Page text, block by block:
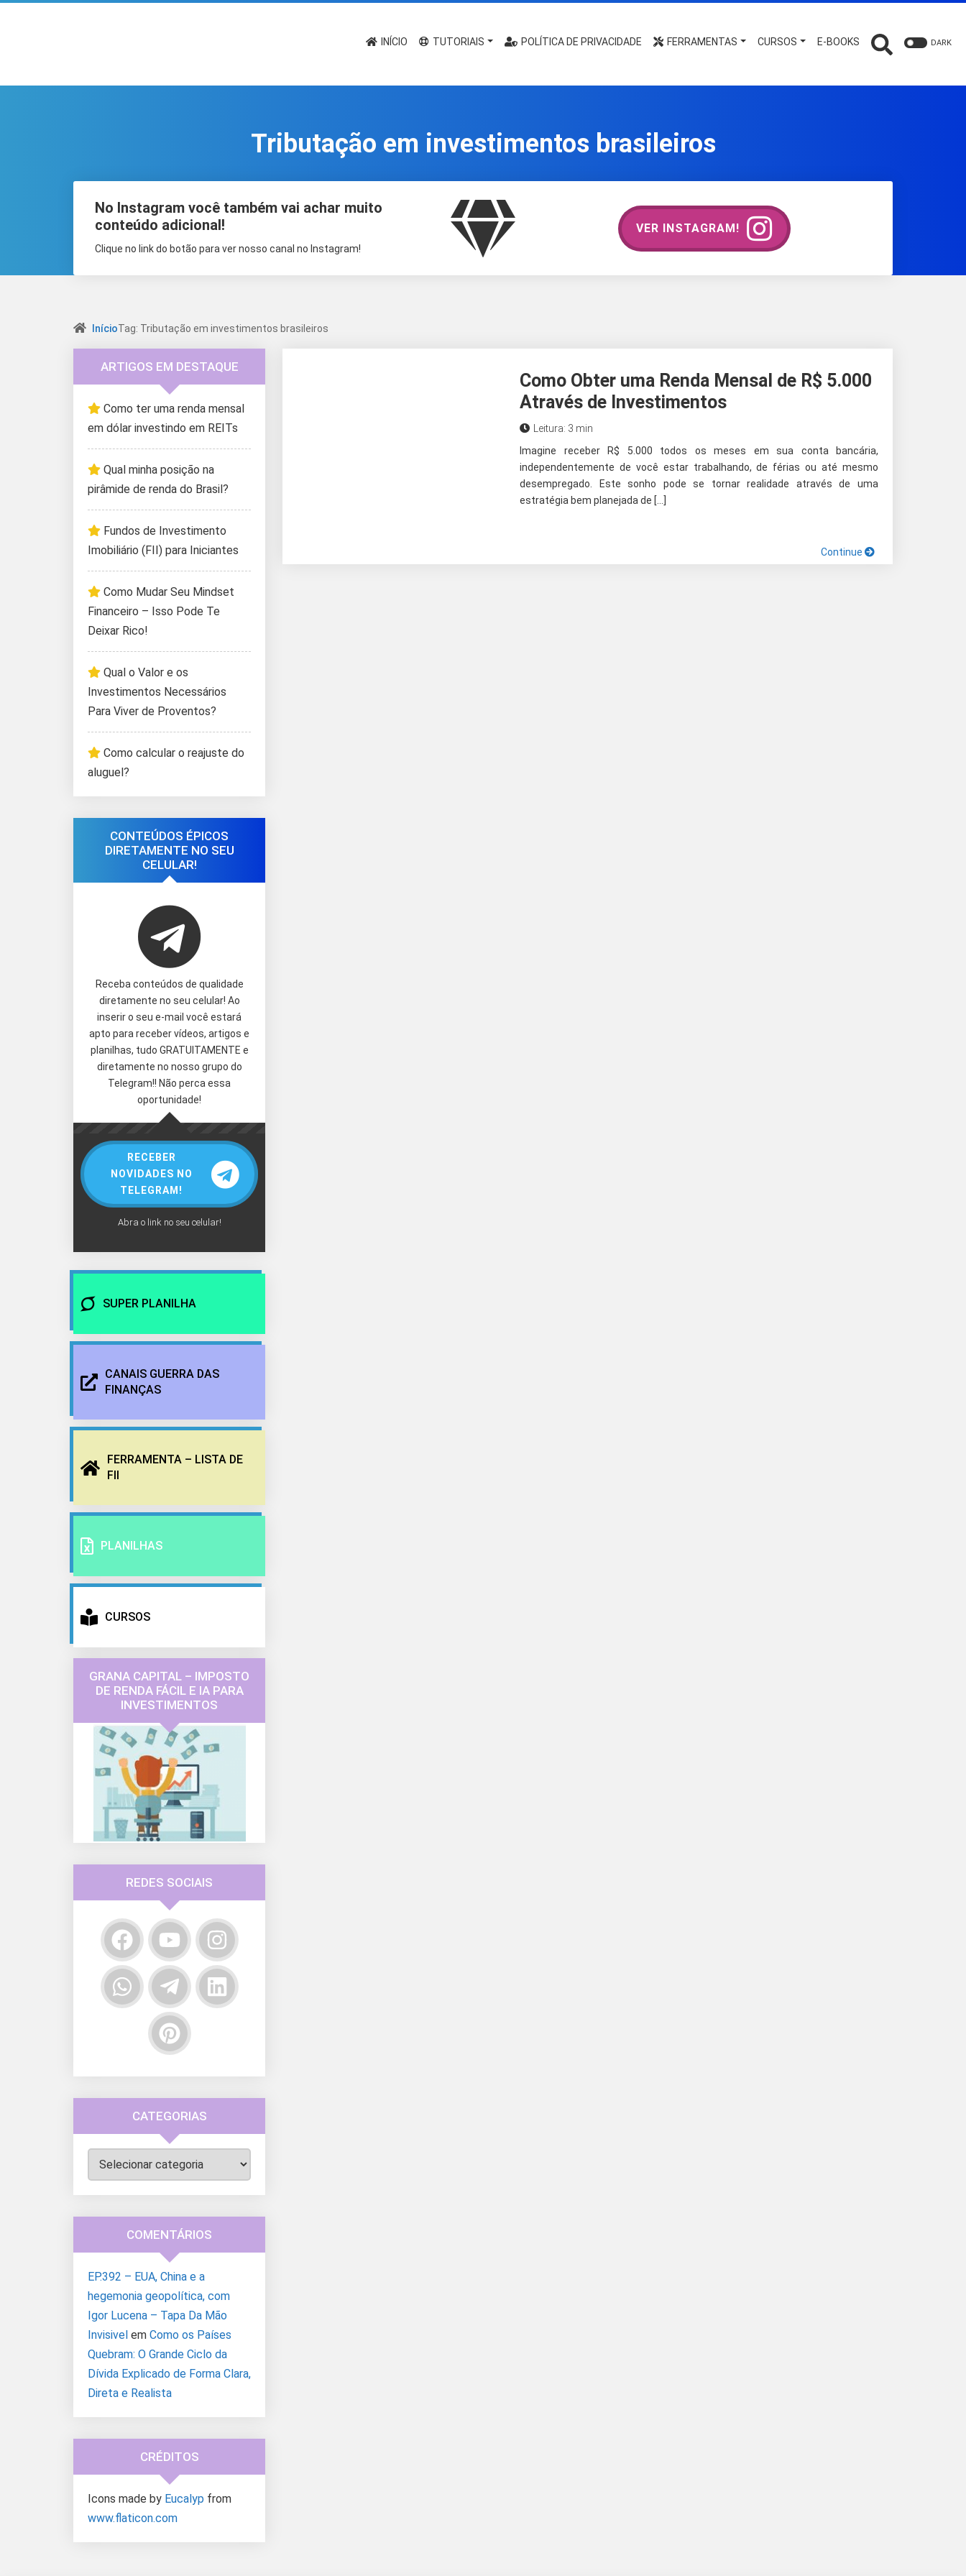
INÍCIO TUTORIAIS POLÍTICA DE PRIVACIDADE FERRAMENTAS CURSOS E-BOOKS DARK
Tributação em investimentos brasileiros
No Instagram você também vai achar muito
conteúdo adicional!
Clique no link do botão para ver nosso canal no Instagram!
VER INSTAGRAM!
InícioTag: Tributação em investimentos brasileiros
Como Obter uma Renda Mensal de R$ 5.000
Através de Investimentos
Leitura: 3 min
Imagine receber R$ 5.000 todos os meses em sua conta bancária,
independentemente de você estar trabalhando, de férias ou até mesmo
desempregado. Este sonho pode se tornar realidade através de uma
estratégia bem planejada de […]
Continue
ARTIGOS EM DESTAQUE
Como ter uma renda mensal
em dólar investindo em REITs
Qual minha posição na
pirâmide de renda do Brasil?
Fundos de Investimento
Imobiliário (FII) para Iniciantes
Como Mudar Seu Mindset
Financeiro – Isso Pode Te
Deixar Rico!
Qual o Valor e os
Investimentos Necessários
Para Viver de Proventos?
Como calcular o reajuste do
aluguel?
CONTEÚDOS ÉPICOS
DIRETAMENTE NO SEU
CELULAR!
Receba conteúdos de qualidade
diretamente no seu celular! Ao
inserir o seu e-mail você estará
apto para receber vídeos, artigos e
planilhas, tudo GRATUITAMENTE e
diretamente no nosso grupo do
Telegram!! Não perca essa
oportunidade!
RECEBER
NOVIDADES NO
TELEGRAM!
Abra o link no seu celular!
SUPER PLANILHA
CANAIS GUERRA DAS
FINANÇAS
FERRAMENTA – LISTA DE
FII
PLANILHAS
CURSOS
GRANA CAPITAL – IMPOSTO
DE RENDA FÁCIL E IA PARA
INVESTIMENTOS
REDES SOCIAIS
CATEGORIAS
Categorias
COMENTÁRIOS
EP.392 – EUA, China e a
hegemonia geopolítica, com
Igor Lucena – Tapa Da Mão
Invisivel em Como os Países
Quebram: O Grande Ciclo da
Dívida Explicado de Forma Clara,
Direta e Realista
CRÉDITOS
Icons made by Eucalyp from
www.flaticon.com